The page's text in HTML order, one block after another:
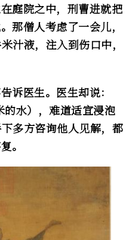
庭院之中，刑曹进就把
那僧人考虑了一会儿，
汁液，注入到伤口中，
诉医生。医生却说：
水），难道适宜浸泡
多方咨询他人见解，都
。